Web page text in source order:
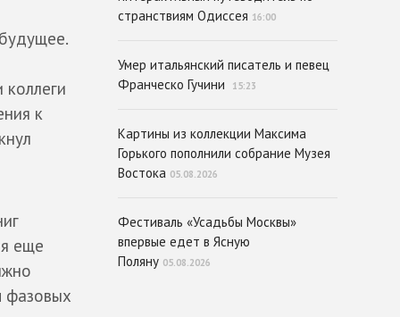
к
еще
фазовых
странствиям Одиссея 16:00
Умер итальянский писатель и певец
Франческо Гучини
15:23
Картины из коллекции Максима
Горького пополнили собрание Музея
Востока 05.08.2026
Фестиваль «Усадьбы Москвы»
впервые едет в Ясную
Поляну 05.08.2026